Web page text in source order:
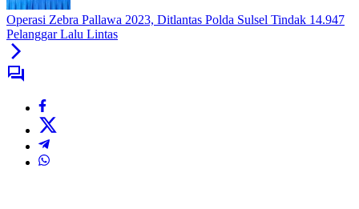
Operasi Zebra Pallawa 2023, Ditlantas Polda Sulsel Tindak 14.947
Pelanggar Lalu Lintas